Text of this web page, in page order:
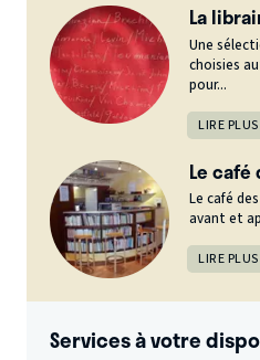
La
Une
choisies
pour...
LIRE PLUS
Le café
Le café
avant et
LIRE PLUS
Services à votre